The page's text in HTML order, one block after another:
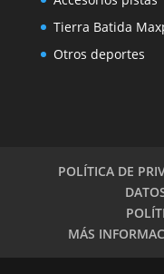
Tierra Batida
Otros deportes
POLÍTICA DE
MÁS